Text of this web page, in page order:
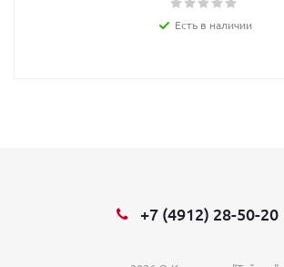
Есть в наличии
+7 (4912) 28-50-20